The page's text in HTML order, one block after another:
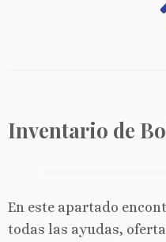
Inventario de
En este apartado
todas las ayudas,